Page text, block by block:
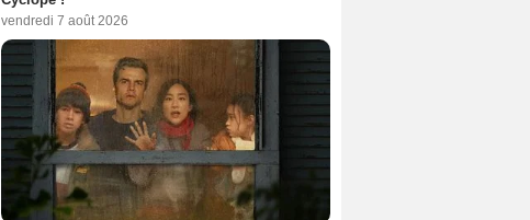
vendredi 7 août 2026